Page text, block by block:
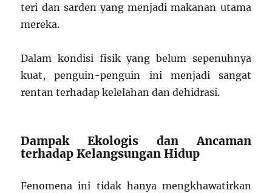
teri dan sarden yang menjadi makanan utama
mereka.
Dalam kondisi fisik yang belum sepenuhnya
kuat, penguin-penguin ini menjadi sangat
rentan terhadap kelelahan dan dehidrasi.
Dampak Ekologis dan Ancaman
terhadap Kelangsungan Hidup
Fenomena ini tidak hanya mengkhawatirkan